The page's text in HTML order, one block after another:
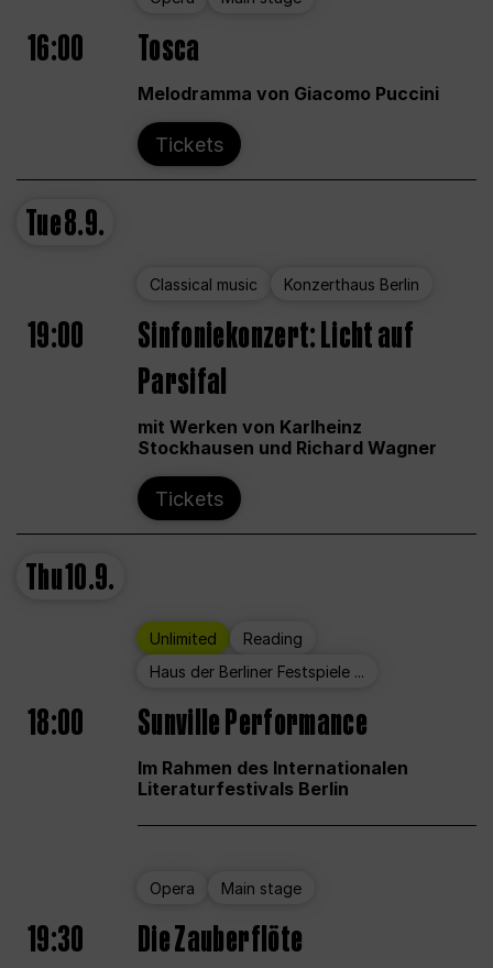
16:00 Tosca
Melodramma von Giacomo Puccini
Tickets
Tue8.9.
Classical music Konzerthaus Berlin
19:00
Sinfoniekonzert: Licht auf
Parsifal
mit Werken von Karlheinz
Stockhausen und Richard Wagner
Tickets
Thu10.9.
Unlimited
Reading
Haus der Berliner Festspiele ...
18:00 Sunville Performance
Im Rahmen des Internationalen
Literaturfestivals Berlin
Opera Main stage
19:30 Die Zauberflöte